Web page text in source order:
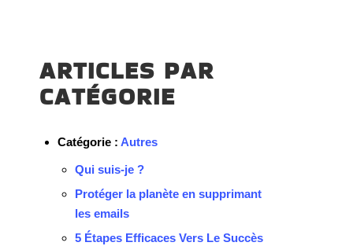
ARTICLES PAR
CATÉGORIE
Catégorie : Autres
Qui suis-je ?
Protéger la planète en supprimant
les emails
5 Étapes Efficaces Vers Le Succès